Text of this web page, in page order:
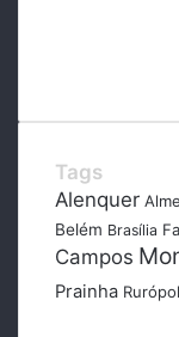
Tags
Alenquer
Belém Brasília
Campos
Prainha